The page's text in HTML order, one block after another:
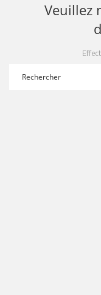
Veuillez